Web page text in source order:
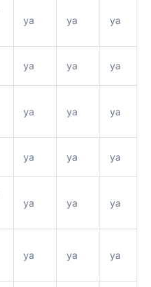
ya ya ya
ya ya ya
ya ya ya
ya ya ya
ya ya ya
ya ya ya